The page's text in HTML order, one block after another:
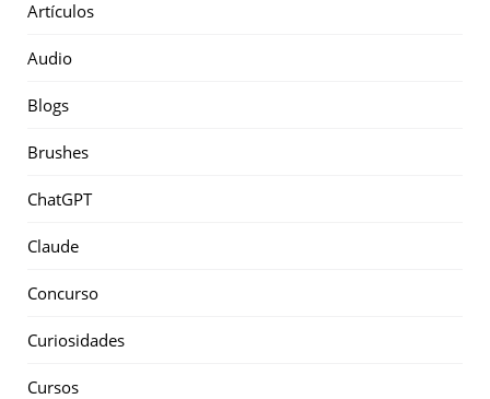
Artículos
Audio
Blogs
Brushes
ChatGPT
Claude
Concurso
Curiosidades
Cursos